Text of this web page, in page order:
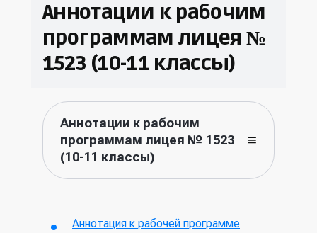
Аннотации к рабочим
программам лицея №
1523 (10-11 классы)
Аннотация к рабочей программе
Аннотации к рабочим
программам лицея № 1523
(10-11 классы)